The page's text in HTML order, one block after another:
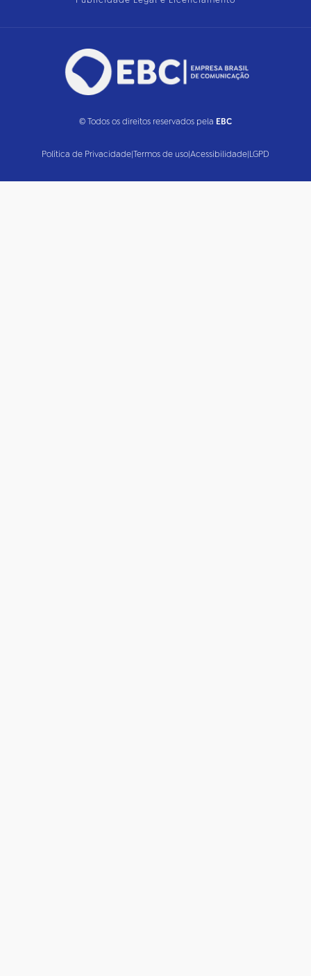
© Todos os direitos reservados pela EBC
Política de Privacidade|Termos de uso|Acessibilidade|LGPD